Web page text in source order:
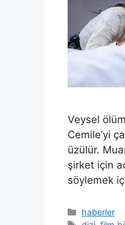
Veysel
Cemile’yi
üzülür.
şirket için
söylemek
Kategoriler
haberler